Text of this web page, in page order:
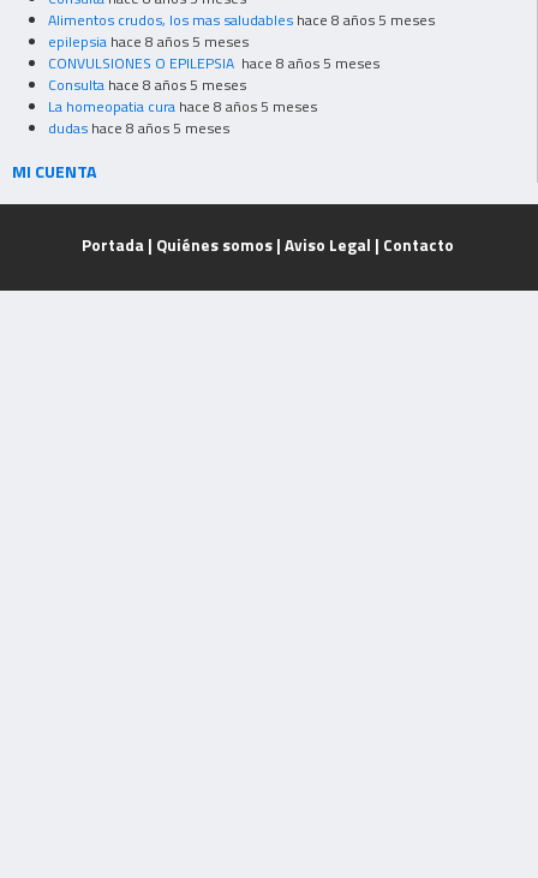
Alimentos crudos, los mas saludables hace 8 años 5 meses
epilepsia hace 8 años 5 meses
CONVULSIONES O EPILEPSIA hace 8 años 5 meses
Consulta hace 8 años 5 meses
La homeopatia cura hace 8 años 5 meses
dudas hace 8 años 5 meses
MI CUENTA
Portada | Quiénes somos| Aviso Legal | Contacto